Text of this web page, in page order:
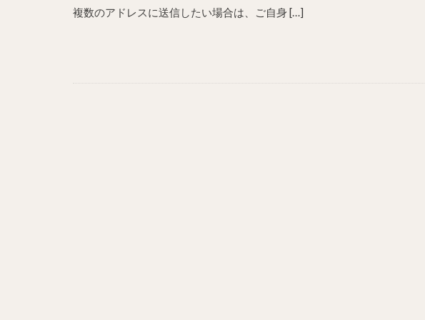
複数のアドレスに送信したい場合は、ご自身 […]